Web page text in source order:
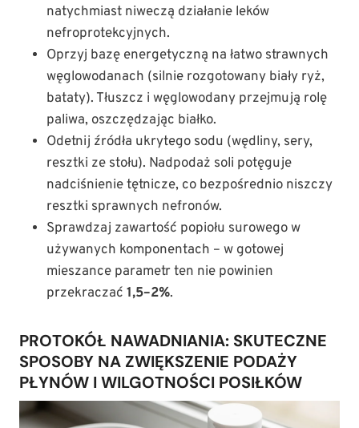
natychmiast niweczą działanie leków
nefroprotekcyjnych.
Oprzyj bazę energetyczną na łatwo strawnych
węglowodanach (silnie rozgotowany biały ryż,
bataty). Tłuszcz i węglowodany przejmują rolę
paliwa, oszczędzając białko.
Odetnij źródła ukrytego sodu (wędliny, sery,
resztki ze stołu). Nadpodaż soli potęguje
nadciśnienie tętnicze, co bezpośrednio niszczy
resztki sprawnych nefronów.
Sprawdzaj zawartość popiołu surowego w
używanych komponentach – w gotowej
mieszance parametr ten nie powinien
przekraczać 1,5–2%.
PROTOKÓŁ NAWADNIANIA: SKUTECZNE
SPOSOBY NA ZWIĘKSZENIE PODAŻY
PŁYNÓW I WILGOTNOŚCI POSIŁKÓW